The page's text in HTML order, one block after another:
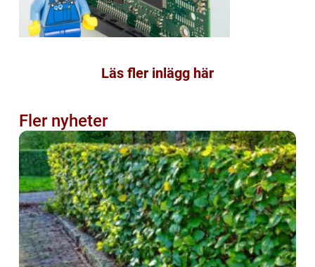
Läs fler inlägg här
Fler nyheter